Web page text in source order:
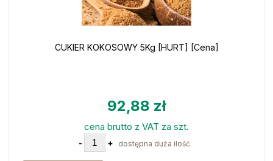
CUKIER KOKOSOWY 5Kg [HURT] [Cena]
92,88 zł
cena brutto z VAT za szt.
- + dostępna duża ilość